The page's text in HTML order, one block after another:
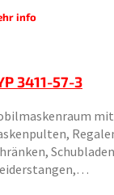
info
3411-57-3
mit